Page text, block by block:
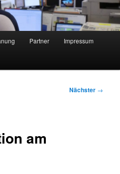
Partner Impressum
Nächster →
am